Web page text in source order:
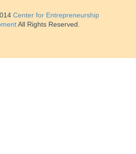
Center for Entrepreneurship
All Rights Reserved.